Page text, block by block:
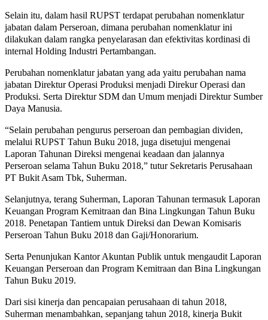
Selain itu, dalam hasil RUPST terdapat perubahan nomenklatur
jabatan dalam Perseroan, dimana perubahan nomenklatur ini
dilakukan dalam rangka penyelarasan dan efektivitas kordinasi di
internal Holding Industri Pertambangan.
Perubahan nomenklatur jabatan yang ada yaitu perubahan nama
jabatan Direktur Operasi Produksi menjadi Direkur Operasi dan
Produksi. Serta Direktur SDM dan Umum menjadi Direktur Sumber
Daya Manusia.
“Selain perubahan pengurus perseroan dan pembagian dividen,
melalui RUPST Tahun Buku 2018, juga disetujui mengenai
Laporan Tahunan Direksi mengenai keadaan dan jalannya
Perseroan selama Tahun Buku 2018,” tutur Sekretaris Perusahaan
PT Bukit Asam Tbk, Suherman.
Selanjutnya, terang Suherman, Laporan Tahunan termasuk Laporan
Keuangan Program Kemitraan dan Bina Lingkungan Tahun Buku
2018. Penetapan Tantiem untuk Direksi dan Dewan Komisaris
Perseroan Tahun Buku 2018 dan Gaji/Honorarium.
Serta Penunjukan Kantor Akuntan Publik untuk mengaudit Laporan
Keuangan Perseroan dan Program Kemitraan dan Bina Lingkungan
Tahun Buku 2019.
Dari sisi kinerja dan pencapaian perusahaan di tahun 2018,
Suherman menambahkan, sepanjang tahun 2018, kinerja Bukit